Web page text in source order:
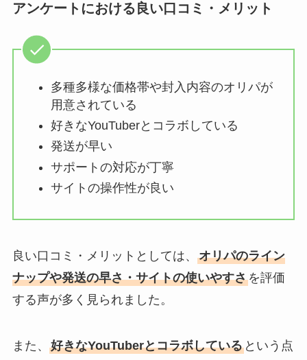
アンケートにおける良い口コミ・メリット
多種多様な価格帯や封入内容のオリパが
用意されている
好きなYouTuberとコラボしている
発送が早い
サポートの対応が丁寧
サイトの操作性が良い
良い口コミ・メリットとしては、 オリパのライン
ナップや発送の早さ・サイトの使いやすさを評価
する声が多く見られました。
また、 好きなYouTuberとコラボしているという点